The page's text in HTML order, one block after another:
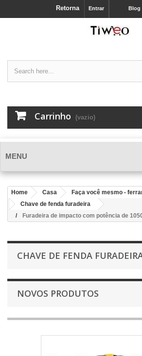
Blog
Entrar
Retorna
Carrinho (vazio)
MENU
Home Casa
Faça você mesmo -
Chave de fenda furadeira
Furadeira de impacto com potência de
CHAVE DE FENDA
NOVOS PRODUTOS